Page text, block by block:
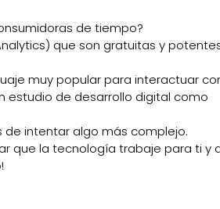
de tiempo?
que son gratuitas y
muy popular para interactuar
estudio de desarrollo digital como
intentar algo más complejo.
que la tecnología trabaje para ti y